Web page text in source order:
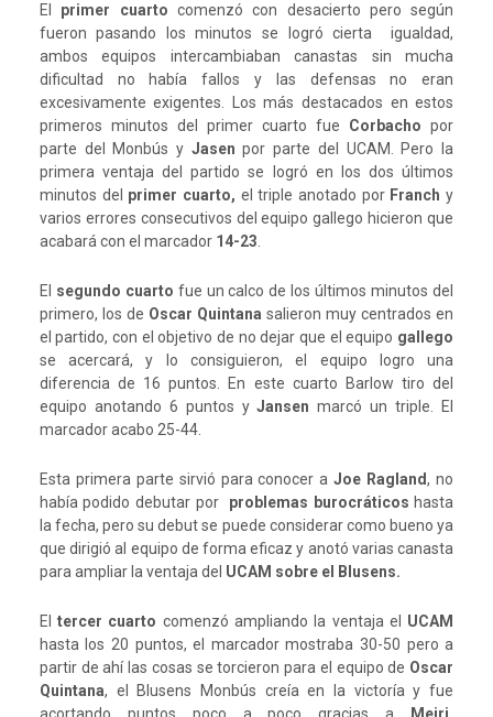
El primer cuarto comenzó con desacierto pero según
fueron pasando los minutos se logró cierta igualdad,
ambos equipos intercambiaban canastas sin mucha
dificultad no había fallos y las defensas no eran
excesivamente exigentes. Los más destacados en estos
primeros minutos del primer cuarto fue Corbacho por
parte del Monbús y Jasen por parte del UCAM. Pero la
primera ventaja del partido se logró en los dos últimos
minutos del primer cuarto, el triple anotado por Franch y
varios errores consecutivos del equipo gallego hicieron que
acabará con el marcador 14-23
El segundo cuarto fue un calco de los últimos minutos del
primero, los de Oscar Quintana salieron muy centrados en
el partido, con el objetivo de no dejar que el equipo gallego
se acercará, y lo consiguieron, el equipo logro una
diferencia de 16 puntos. En este cuarto Barlow tiro del
equipo anotando 6 puntos yJansen marcó un triple. El
marcador acabo 25-44.
Esta primera parte sirvió para conocer aJoe Ragland, no
había podido debutar por problemas burocráticos hasta
la fecha, pero su debut se puede considerar como bueno ya
que dirigió al equipo de forma eficaz y anotó varias canasta
para ampliar la ventaja del UCAM sobre el Blusens.
Eltercer cuarto comenzó ampliando la ventaja el UCAM
hasta los 20 puntos, el marcador mostraba 30-50 pero a
partir de ahí las cosas se torcieron para el equipo de Oscar
Quintana, el Blusens Monbús creía en la victoría y fue